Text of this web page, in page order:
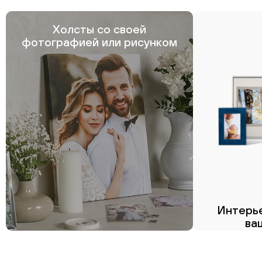
Холсты со своей
фотографией или рисунком